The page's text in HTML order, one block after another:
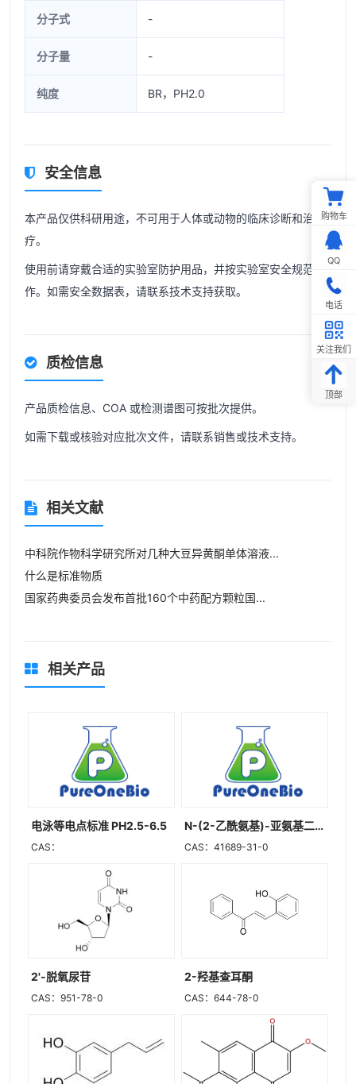
分子式 -
分子量 -
纯度 BR，PH2.0
安全信息
本产品仅供科研用途，不可用于人体或动物的临床诊断和治
疗。
使用前请穿戴合适的实验室防护用品，并按实验室安全规范操
作。如需安全数据表，请联系技术支持获取。
质检信息
产品质检信息、COA 或检测谱图可按批次提供。
如需下载或核验对应批次文件，请联系销售或技术支持。
相关文献
中科院作物科学研究所对几种大豆异黄酮单体溶液...
什么是标准物质
国家药典委员会发布首批160个中药配方颗粒国...
相关产品
电泳等电点标准 PH2.5-6.5
CAS：
N-(2-乙酰氨基)-亚氨基二乙酸二钠盐
CAS：41689-31-0
2'-脱氧尿苷
CAS：951-78-0
2-羟基查耳酮
CAS：644-78-0
购物车
QQ
电话
关注我们
顶部